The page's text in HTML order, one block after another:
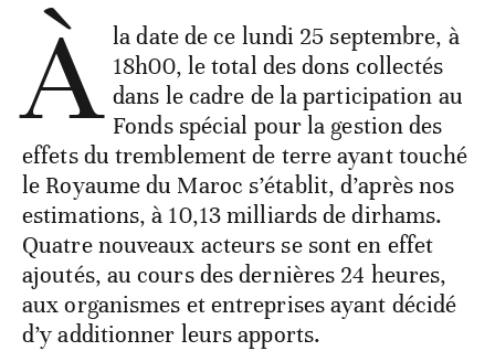
À la date de ce lundi 25 septembre, à
18h00, le total des dons collectés
dans le cadre de la participation au
Fonds spécial pour la gestion des
effets du tremblement de terre ayant touché
le Royaume du Maroc s’établit, d’après nos
estimations, à 10,13 milliards de dirhams.
Quatre nouveaux acteurs se sont en effet
ajoutés, au cours des dernières 24 heures,
aux organismes et entreprises ayant décidé
d’y additionner leurs apports.